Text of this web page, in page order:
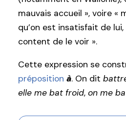
mauvais accueil », voire «
qu’on est insatisfait de lui,
content de le voir ».
Cette expression se
préposition à. On dit
elle me bat froid, on me